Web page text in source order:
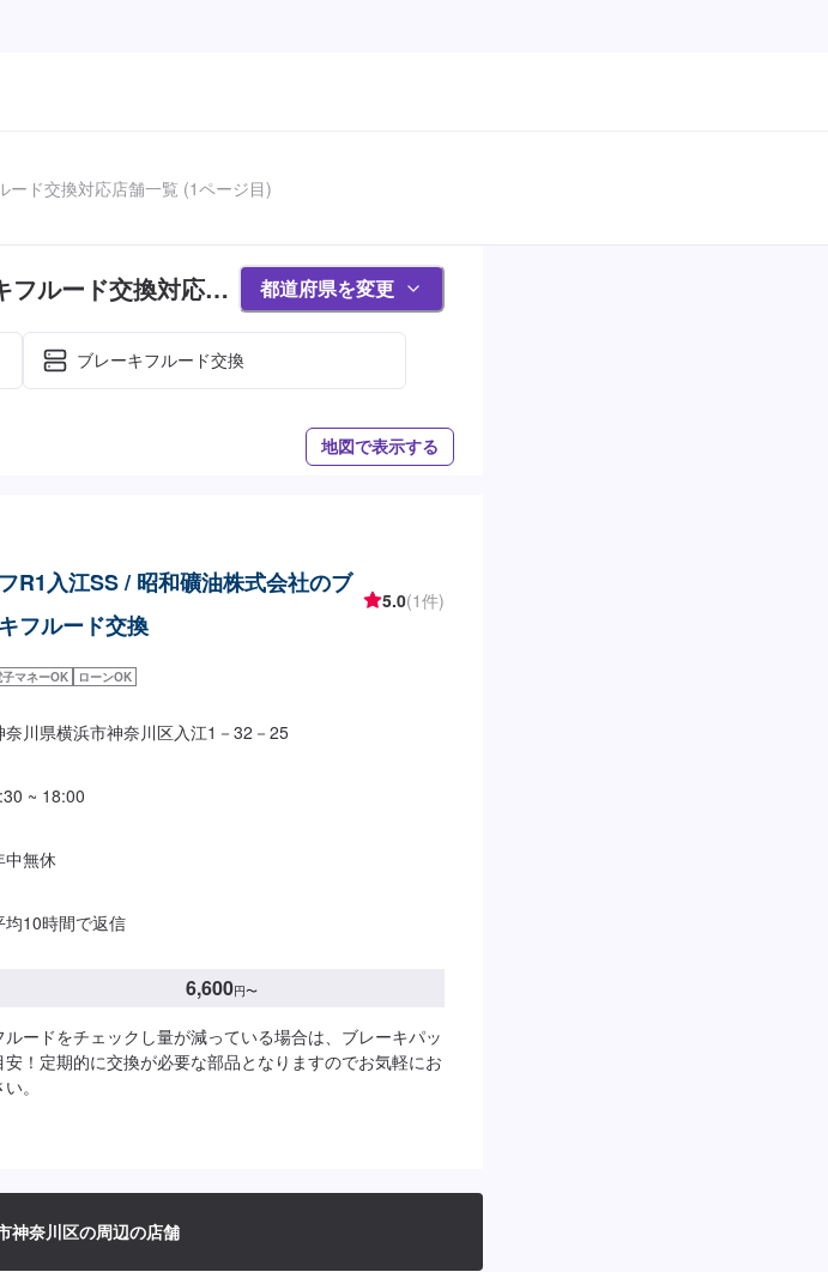
ード交換対応店舗一覧 (1ページ目)
フルード交換対応店
都道府県を変更
ブレーキフルード交換
地図で表示する
R1入江SS / 昭和礦油株式会社のブ
フルード交換
5.0(1件)
子マネーOK ローンOK
奈川県横浜市神奈川区入江1－32－25
~ 18:00
中無休
均10時間で返信
6,600円〜
ルードをチェックし量が減っている場合は、ブレーキパッ
安！定期的に交換が必要な部品となりますのでお気軽にお
。
神奈川区の周辺の店舗